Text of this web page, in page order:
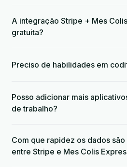
A integração Stripe + Mes
gratuita?
Preciso de habilidades em
Posso adicionar mais
de trabalho?
Com que rapidez os dados
entre Stripe e Mes Colis